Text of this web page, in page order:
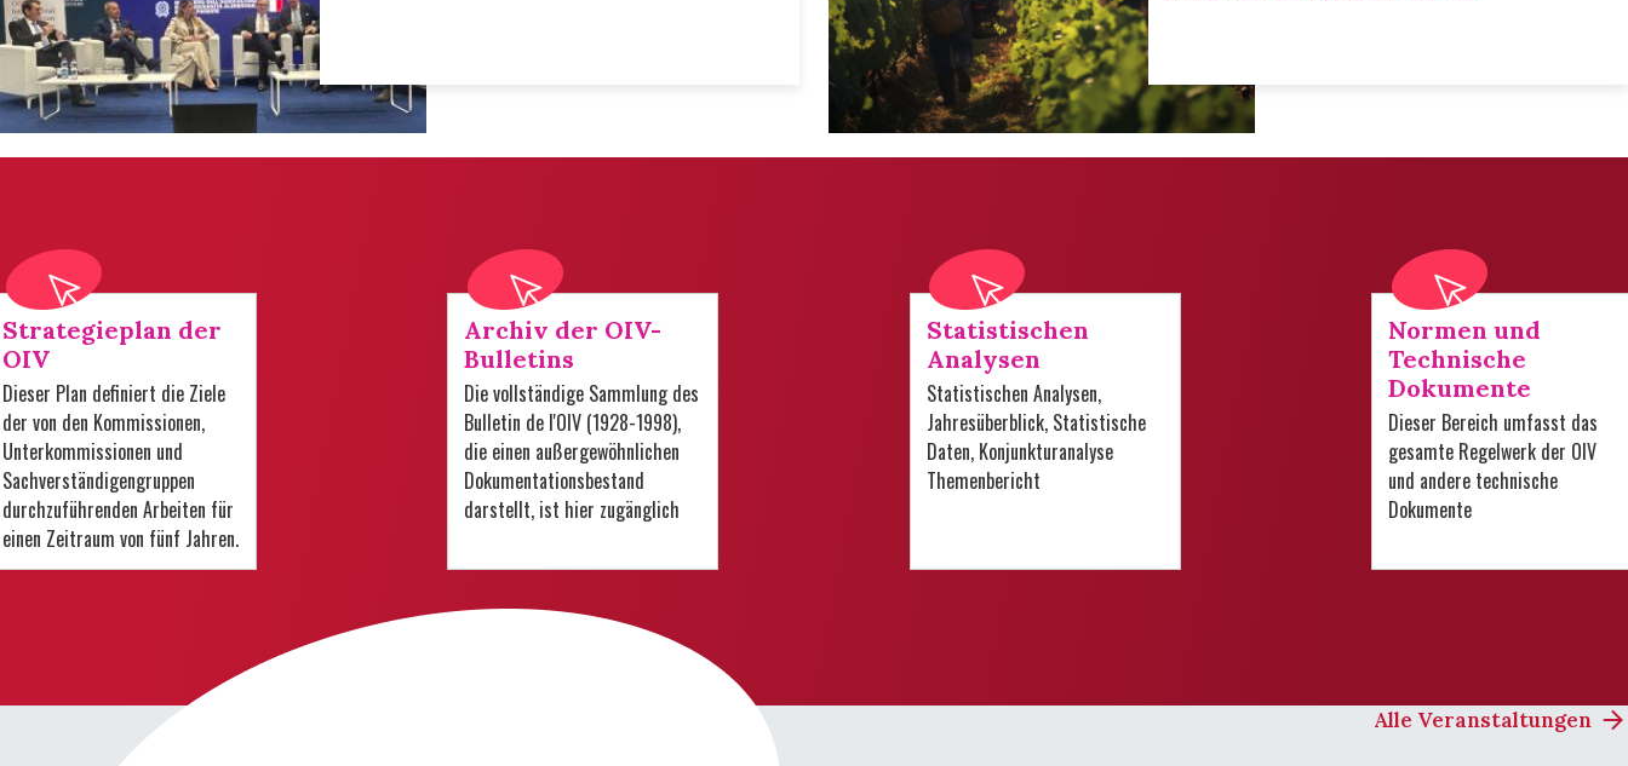
Strategieplan der
OIV
Dieser Plan definiert die Ziele
der von den Kommissionen,
Unterkommissionen und
Sachverständigengruppen
durchzuführenden Arbeiten für
einen Zeitraum von fünf Jahren.
Archiv der OIV-
Bulletins
Die vollständige Sammlung des
Bulletin de l'OIV (1928-1998),
die einen außergewöhnlichen
Dokumentationsbestand
darstellt, ist hier zugänglich
Statistischen
Analysen
Statistischen Analysen,
Jahresüberblick, Statistische
Daten, Konjunkturanalyse
Themenbericht
Normen und
Technische
Dokumente
Dieser Bereich umfasst das
gesamte Regelwerk der OIV
und andere technische
Dokumente
Alle Veranstaltungen